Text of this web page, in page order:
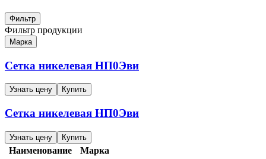
Фильтр
Фильтр продукции
Марка
Сетка никелевая НП0Эви
Узнать цену Купить
Сетка никелевая НП0Эви
Узнать цену Купить
Наименование
Марка